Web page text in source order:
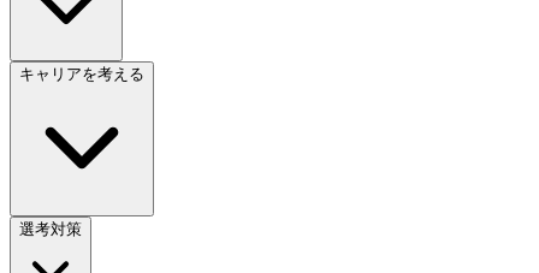
キャリアを考える
選考対策